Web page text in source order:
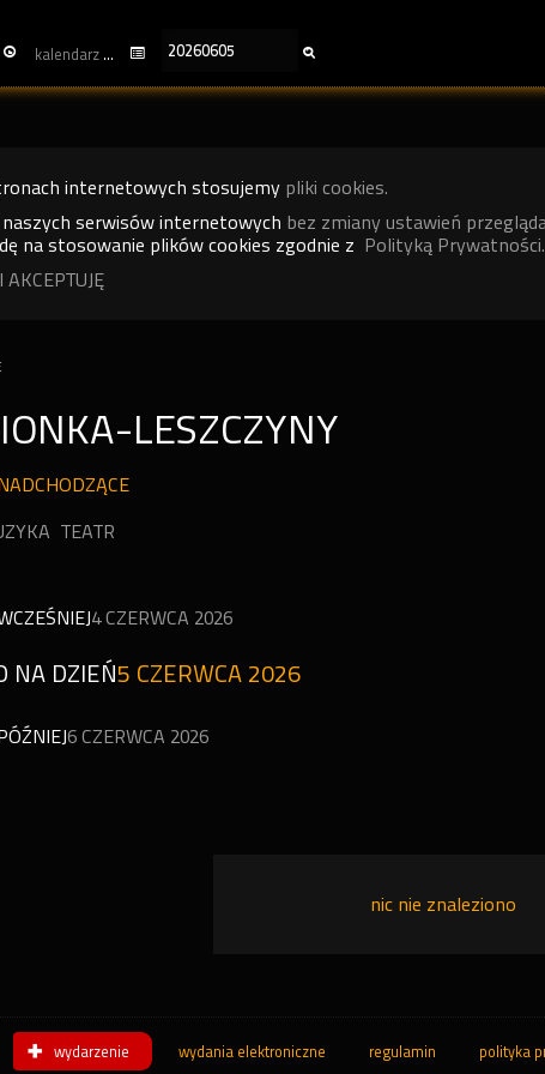
kalendarz
internetowych stosujemy pliki cookies.
serwisów internetowych bez zmiany ustawień
na stosowanie plików cookies zgodnie z Polityką Prywatności.
LESZCZYNY
TEATR
4 CZERWCA 2026
NA DZIEŃ5 CZERWCA 2026
6 CZERWCA 2026
nic nie znaleziono
wydarzenie wydania elektroniczne regulamin polityka